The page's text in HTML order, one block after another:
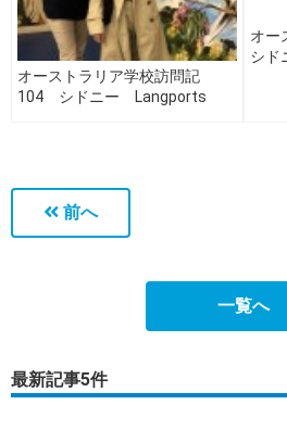
オーストラリア学校訪問記
104 シドニー Langports
オー
シド
前へ
一覧へ
最新記事5件